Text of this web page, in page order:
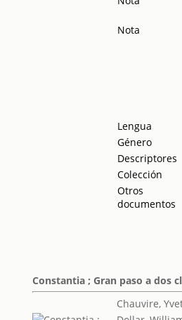
Nota
Lengua
Género
Descriptores
Colección
Otros
documentos
Constantia ; Gran paso a dos
Chauvire,